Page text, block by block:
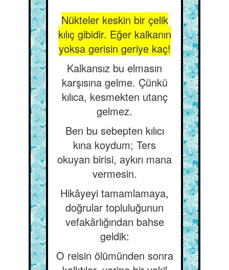
Nükteler keskin bir çelik
kılıç gibidir. Eğer kalkanın
yoksa gerisin geriye kaç!
Kalkansız bu elmasın
karşısına gelme. Çünkü
kılıca, kesmekten utanç
gelmez.
Ben bu sebepten kılıcı
kına koydum; Ters
okuyan birisi, aykırı mana
vermesin.
Hikâyeyi tamamlamaya,
doğrular topluluğunun
vefakârlığından bahse
geldik:
O reisin ölümünden sonra